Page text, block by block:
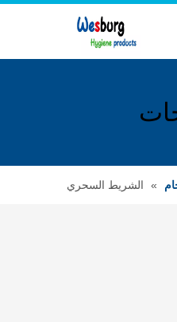
» الشريط السحري